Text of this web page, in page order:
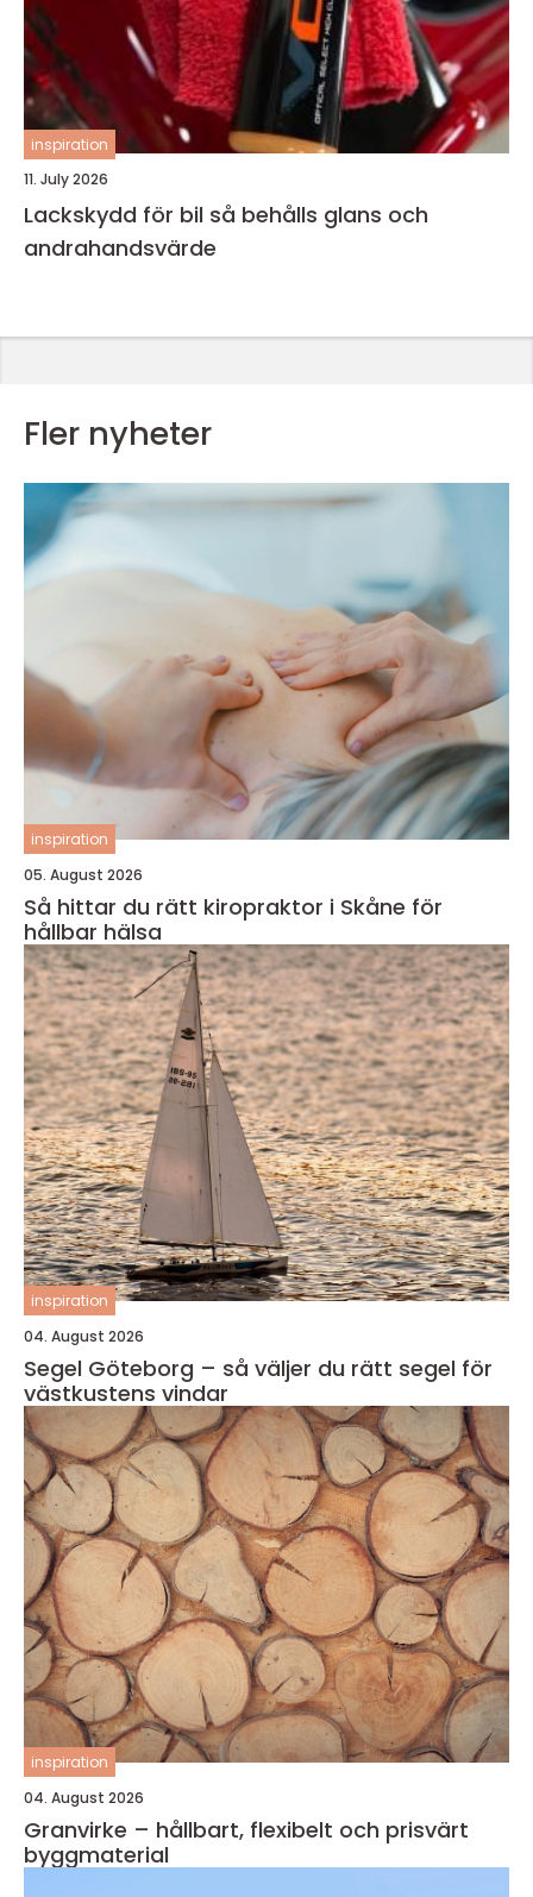
inspiration
11. July 2026
Lackskydd för bil så behålls glans och
andrahandsvärde
Fler nyheter
inspiration
05. August 2026
Så hittar du rätt kiropraktor i Skåne för
hållbar hälsa
inspiration
04. August 2026
Segel Göteborg – så väljer du rätt segel för
västkustens vindar
inspiration
04. August 2026
Granvirke – hållbart, flexibelt och prisvärt
byggmaterial